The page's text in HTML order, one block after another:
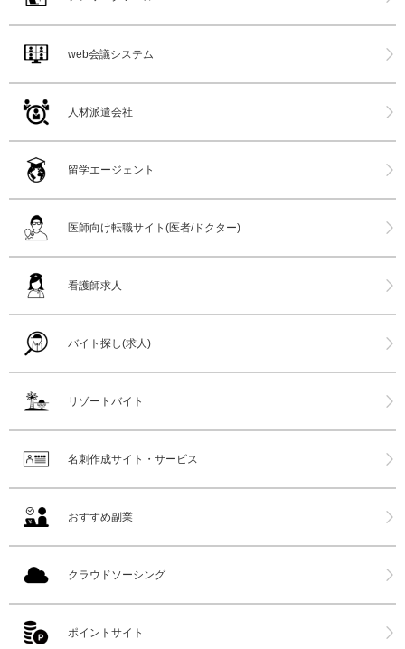
web会議システム
人材派遣会社
留学エージェント
医師向け転職サイト(医者/ドクター)
看護師求人
バイト探し(求人)
リゾートバイト
名刺作成サイト・サービス
おすすめ副業
クラウドソーシング
ポイントサイト